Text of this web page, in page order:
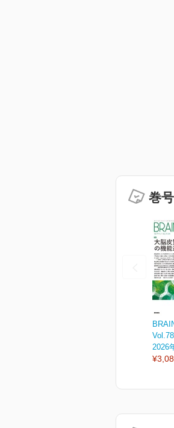
巻
2026